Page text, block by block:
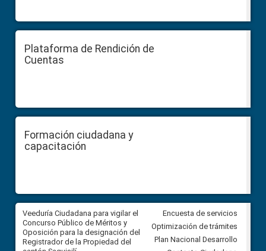
Plataforma de Rendición de
Cuentas
Formación ciudadana y
capacitación
Veeduría Ciudadana para vigilar el
Concurso Público de Méritos y
Oposición para la designación del
Registrador de la Propiedad del
Veeduría Ciudadana para
construcción del asfaltado de
Ballenita del cantón Santa
Encuesta de servicios
Optimización de trámites
Plan Nacional Desarrollo